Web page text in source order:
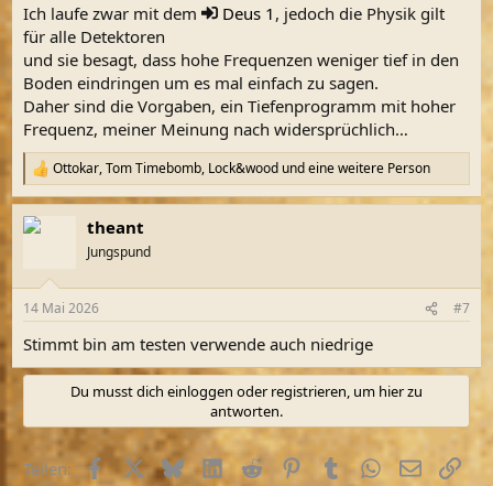
Ich laufe zwar mit dem Deus 1 , jedoch die Physik gilt
für alle Detektoren
und sie besagt, dass hohe Frequenzen weniger tief in den
Boden eindringen um es mal einfach zu sagen.
Daher sind die Vorgaben, ein Tiefenprogramm mit hoher
Frequenz, meiner Meinung nach widersprüchlich…
R
e
a
k
e
:
Ottokar,Tom Timebomb, Lock&wood und eine weitere Person
theant
Jungspund
14 Mai 2026 #7
Stimmt bin am testen verwende auch niedrige
Du musst dich einloggen oder registrieren, um hier zu
antworten.
Teilen: FacebookX (Twitter)
BlueskyLinkedInReddit PinterestTumblrWhatsApp
E-MailLink